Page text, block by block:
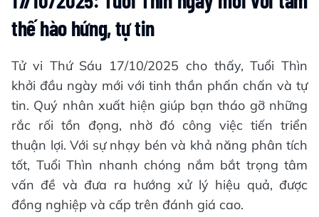
thế hào hứng, tự tin
Tử vi Thứ Sáu 17/10/2025 cho thấy, Tuổi Thìn
khởi đầu ngày mới với tinh thần phấn chấn và tự
tin. Quý nhân xuất hiện giúp bạn tháo gỡ những
rắc rối tồn đọng, nhờ đó công việc tiến triển
thuận lợi. Với sự nhạy bén và khả năng phân tích
tốt, Tuổi Thìn nhanh chóng nắm bắt trọng tâm
vấn đề và đưa ra hướng xử lý hiệu quả, được
đồng nghiệp và cấp trên đánh giá cao.